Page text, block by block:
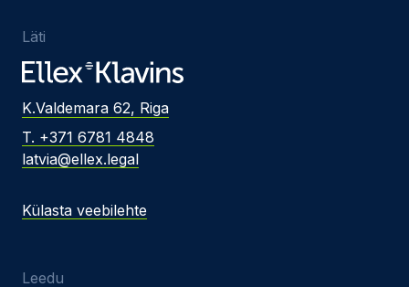
Läti
K.Valdemara 62, Riga
T. +371 6781 4848
latvia@ellex.legal
Külasta veebilehte
Leedu